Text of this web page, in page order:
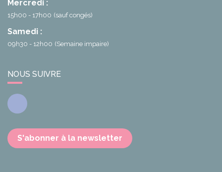
Mercredi :
15h00 - 17h00 (sauf congés)
Samedi :
09h30 - 12h00 (Semaine impaire)
NOUS SUIVRE
Facebook
S'abonner à la newsletter